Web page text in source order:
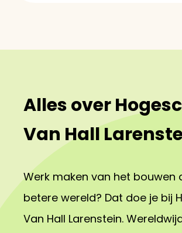
Alles over
Van Hall
Werk maken van het bouwen
betere wereld? Dat doe je bij
Van Hall Larenstein.